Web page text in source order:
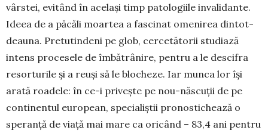
vârstei, evitând în ace­lași timp patologiile inva­li­dante.
Ideea de a păcăli moar­tea a fasci­nat omenirea dintot­
deauna. Pretu­tin­deni pe glob, cercetătorii studiază
intens procesele de îmbătrânire, pen­tru a le desci­fra
resorturile și a reuși să le blocheze. Iar munca lor își
arată roadele: în ce-i privește pe nou-născu­ții de pe
continentul european, specia­liștii pro­nostichează o
speranță de viață mai mare ca ori­când – 83,4 ani pentru